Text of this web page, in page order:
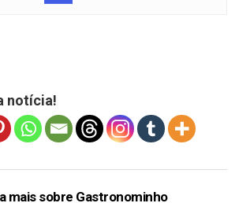
notícia!
mais sobre Gastronominho